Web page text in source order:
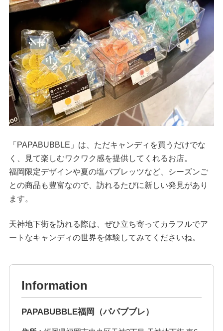
「PAPABUBBLE」は、ただキャンディを買うだけでな
く、見て楽しむワクワク感を提供してくれるお店。
福岡限定デザインや夏の塩バブレッツなど、シーズンご
との商品も豊富なので、訪れるたびに新しい発見があり
ます。
天神地下街を訪れる際は、ぜひ立ち寄ってカラフルでア
ートなキャンディの世界を体験してみてくださいね。
Information
PAPABUBBLE福岡（パパブブレ）